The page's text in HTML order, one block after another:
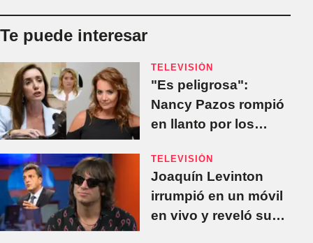
Te puede interesar
TELEVISIÓN
"Es peligrosa":
Nancy Pazos rompió
en llanto por los
Villarruel sobre la ley
del aborto
TELEVISIÓN
Joaquín Levinton
irrumpió en un móvil
en vivo y reveló su